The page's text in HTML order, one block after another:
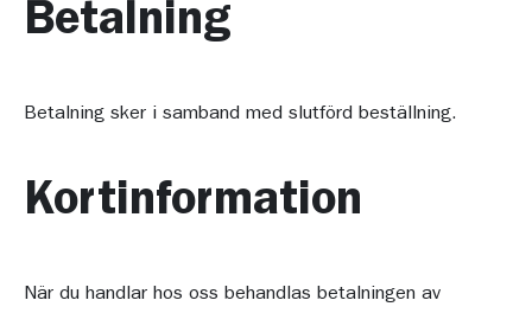
Betalning
Betalning sker i samband med slutförd beställning.
Kortinformation
När du handlar hos oss behandlas betalningen av